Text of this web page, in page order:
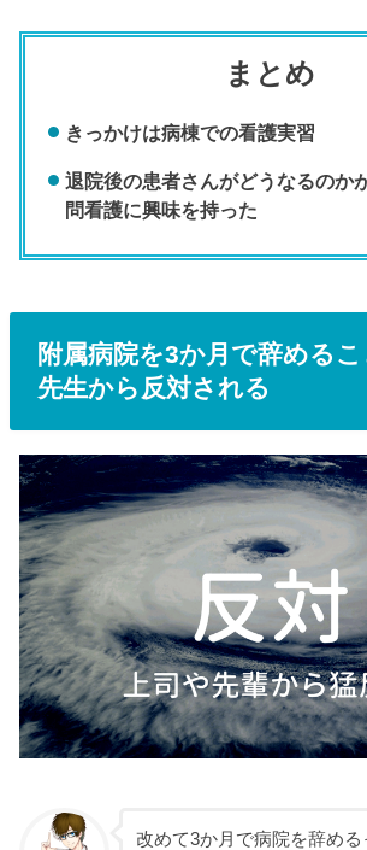
まとめ
きっかけは病棟での看護実習
退院後の患者さんがどうなるのか
問看護に興味を持った
附属病院を3か月で辞める
先生から反対される
改めて3か月で病院を辞める